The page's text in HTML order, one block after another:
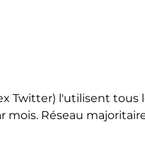
Twitter) l'utilisent tous
mois. Réseau